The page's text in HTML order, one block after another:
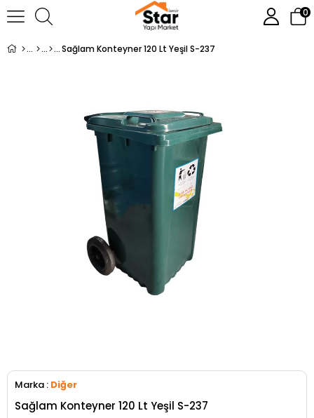
0
Sağlam Konteyner 120 Lt Yeşil S-237
Marka : Diğer
Sağlam Konteyner 120 Lt Yeşil S-237